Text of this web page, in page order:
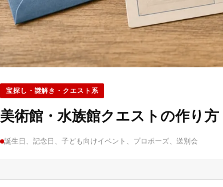
宝探し・謎解き・クエスト系
美術館・水族館クエストの作り
誕生日、記念日、子ども向けイベント、プロポーズ、送別会